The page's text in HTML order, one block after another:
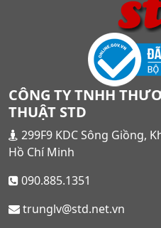
CÔNG TY TNHH
THUẬT STD
299F9 KDC Sông Giồng,
Hồ Chí Minh
090.885.1351
trunglv@std.net.vn